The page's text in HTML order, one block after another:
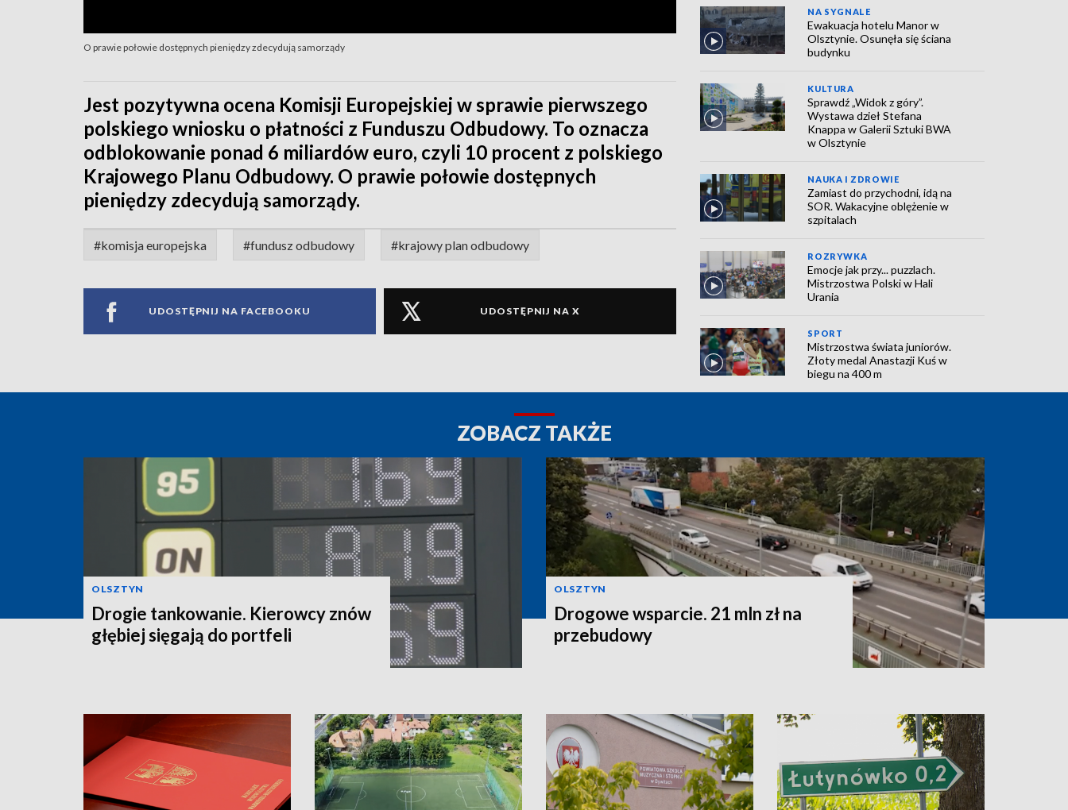
O prawie połowie dostępnych pieniędzy zdecydują samorządy
Jest pozytywna ocena Komisji Europejskiej w sprawie pierwszego
polskiego wniosku o płatności z Funduszu Odbudowy. To oznacza
odblokowanie ponad 6 miliardów euro, czyli 10 procent z polskiego
Krajowego Planu Odbudowy. O prawie połowie dostępnych
pieniędzy zdecydują samorządy.
#komisja europejska #fundusz odbudowy #krajowy plan odbudowy
UDOSTĘPNIJ NA FACEBOOKU UDOSTĘPNIJ NA X
NA SYGNALE
Ewakuacja hotelu Manor w
Olsztynie. Osunęła się ściana
budynku
KULTURA
Sprawdź „Widok z góry”.
Wystawa dzieł Stefana
Knappa w Galerii Sztuki BWA
w Olsztynie
NAUKA I ZDROWIE
Zamiast do przychodni, idą na
SOR. Wakacyjne oblężenie w
szpitalach
ROZRYWKA
Emocje jak przy... puzzlach.
Mistrzostwa Polski w Hali
Urania
SPORT
Mistrzostwa świata juniorów.
Złoty medal Anastazji Kuś w
biegu na 400 m
ZOBACZ TAKŻE
OLSZTYN
Drogie tankowanie. Kierowcy znów
głębiej sięgają do portfeli
OLSZTYN
Drogowe wsparcie. 21 mln zł na
przebudowy